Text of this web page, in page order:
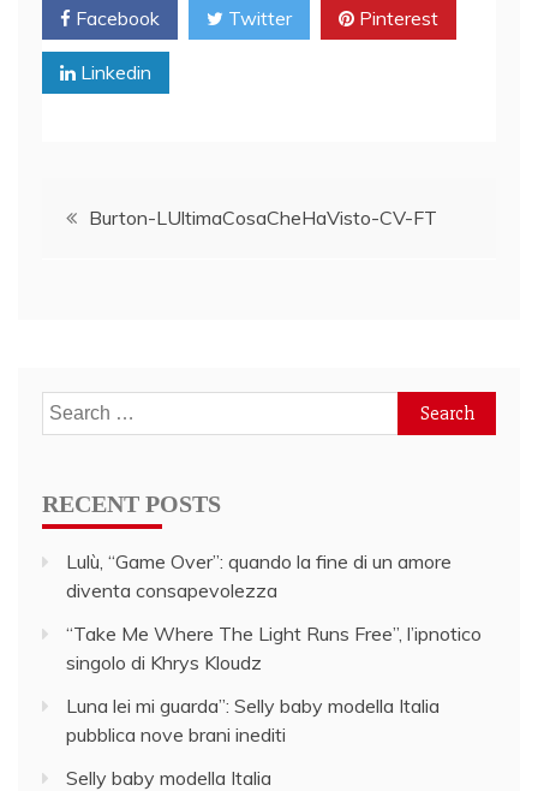
Facebook Twitter Pinterest
Linkedin
PostBurton-LUltimaCosaCheHaVisto-CV-FT
Search
for:
RECENT POSTS
Lulù, “Game Over”: quando la fine di un amore
diventa consapevolezza
“Take Me Where The Light Runs Free”, l’ipnotico
singolo di Khrys Kloudz
Luna lei mi guarda”: Selly baby modella Italia
pubblica nove brani inediti
Selly baby modella Italia